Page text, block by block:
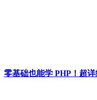
零基础也能学 PHP！超